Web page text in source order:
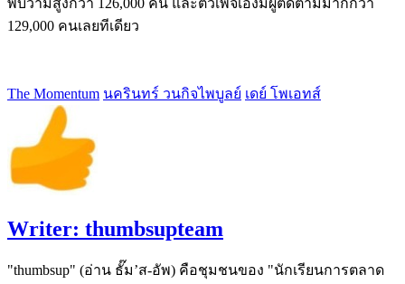
129,000 คนเลยทีเดียว
The Momentum นครินทร์ วนกิจไพบูลย์ เดย์ โพเอทส์
Writer: thumbsupteam
"thumbsup" (อ่าน ธั๊ม’ส-อัพ) คือชุมชนของ "นักเรียนการตลาด